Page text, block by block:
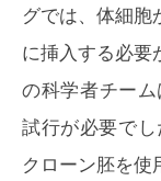
グでは、体細胞
に挿入する必要
の科学者チー
試行が必要で
クローン胚を使